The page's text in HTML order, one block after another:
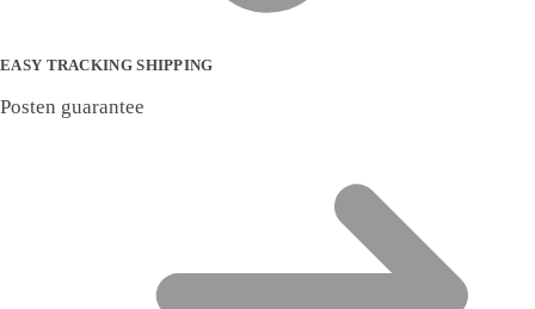
EASY TRACKING SHIPPING
Posten guarantee